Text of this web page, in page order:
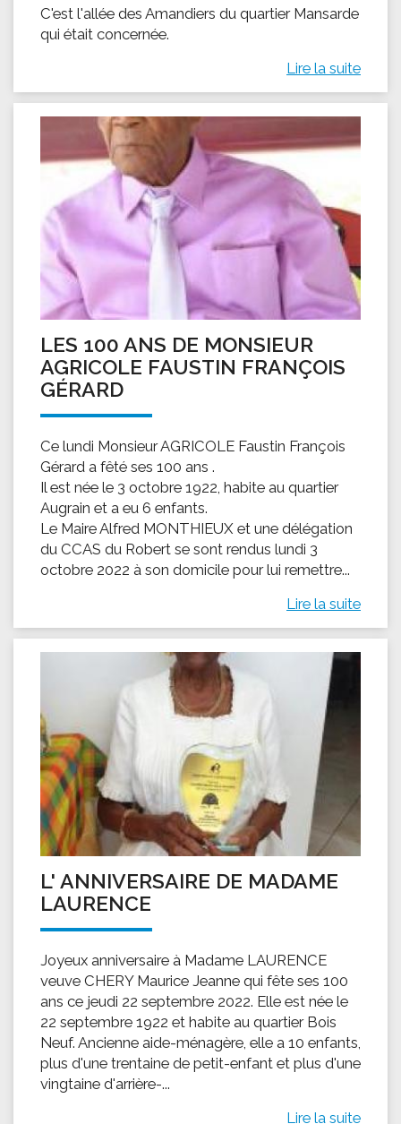
C'est l'allée des Amandiers du quartier Mansarde
qui était concernée.
Lire la suite
LES 100 ANS DE MONSIEUR
AGRICOLE FAUSTIN FRANÇOIS
GÉRARD
Ce lundi Monsieur AGRICOLE Faustin François
Gérard a fêté ses 100 ans .
Il est née le 3 octobre 1922, habite au quartier
Augrain et a eu 6 enfants.
Le Maire Alfred MONTHIEUX et une délégation
du CCAS du Robert se sont rendus lundi 3
octobre 2022 à son domicile pour lui remettre...
Lire la suite
L' ANNIVERSAIRE DE MADAME
LAURENCE
Joyeux anniversaire à Madame LAURENCE
veuve CHERY Maurice Jeanne qui fête ses 100
ans ce jeudi 22 septembre 2022. Elle est née le
22 septembre 1922 et habite au quartier Bois
Neuf. Ancienne aide-ménagère, elle a 10 enfants,
plus d'une trentaine de petit-enfant et plus d'une
vingtaine d'arrière-...
Lire la suite